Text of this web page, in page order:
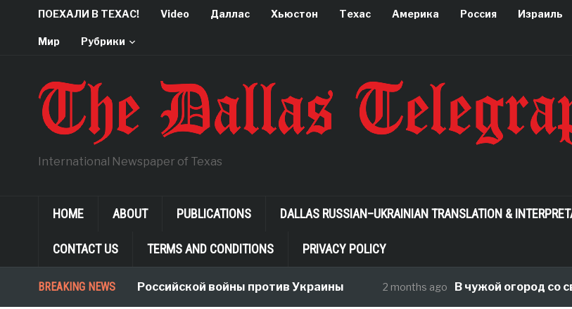
ПОЕХАЛИ В ТЕХАС! Video Даллас Хьюстон Техас Америка Россия Израиль
Мир Рубрики
International Newspaper of Texas
HOME ABOUT PUBLICATIONS DALLAS RUSSIAN–UKRAINIAN TRANSLATION &
CONTACT US TERMS AND CONDITIONS PRIVACY POLICY
BREAKING NEWS
Неологизмы Российской войны против Украины 2 months ago В чужой огород со